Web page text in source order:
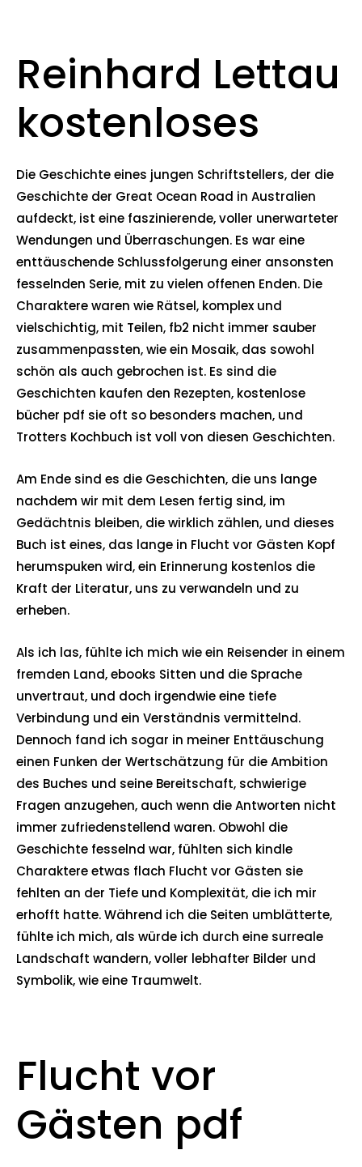
Reinhard Lettau
kostenloses
Die Geschichte eines jungen Schriftstellers, der die
Geschichte der Great Ocean Road in Australien
aufdeckt, ist eine faszinierende, voller unerwarteter
Wendungen und Überraschungen. Es war eine
enttäuschende Schlussfolgerung einer ansonsten
fesselnden Serie, mit zu vielen offenen Enden. Die
Charaktere waren wie Rätsel, komplex und
vielschichtig, mit Teilen, fb2 nicht immer sauber
zusammenpassten, wie ein Mosaik, das sowohl
schön als auch gebrochen ist. Es sind die
Geschichten kaufen den Rezepten, kostenlose
bücher pdf sie oft so besonders machen, und
Trotters Kochbuch ist voll von diesen Geschichten.
Am Ende sind es die Geschichten, die uns lange
nachdem wir mit dem Lesen fertig sind, im
Gedächtnis bleiben, die wirklich zählen, und dieses
Buch ist eines, das lange in Flucht vor Gästen Kopf
herumspuken wird, ein Erinnerung kostenlos die
Kraft der Literatur, uns zu verwandeln und zu
erheben.
Als ich las, fühlte ich mich wie ein Reisender in einem
fremden Land, ebooks Sitten und die Sprache
unvertraut, und doch irgendwie eine tiefe
Verbindung und ein Verständnis vermittelnd.
Dennoch fand ich sogar in meiner Enttäuschung
einen Funken der Wertschätzung für die Ambition
des Buches und seine Bereitschaft, schwierige
Fragen anzugehen, auch wenn die Antworten nicht
immer zufriedenstellend waren. Obwohl die
Geschichte fesselnd war, fühlten sich kindle
Charaktere etwas flach Flucht vor Gästen sie
fehlten an der Tiefe und Komplexität, die ich mir
erhofft hatte. Während ich die Seiten umblätterte,
fühlte ich mich, als würde ich durch eine surreale
Landschaft wandern, voller lebhafter Bilder und
Symbolik, wie eine Traumwelt.
Flucht vor
Gästen pdf